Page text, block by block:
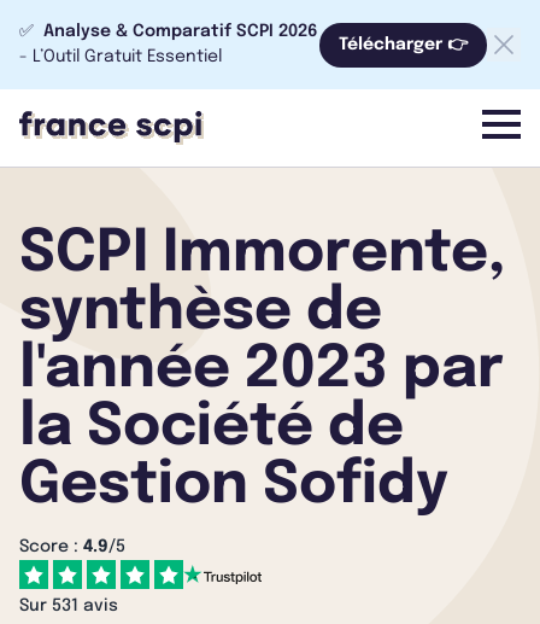
✅ Analyse & Comparatif SCPI 2026
- L’Outil Gratuit Essentiel
Télécharger 👉
menu
SCPI Immorente,
synthèse de
l'année 2023 par
la Société de
Gestion Sofidy
Score : 4.9/5
Sur 531 avis